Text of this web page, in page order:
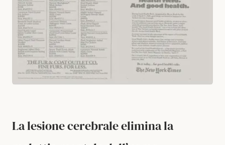
La lesione cerebrale elimina la